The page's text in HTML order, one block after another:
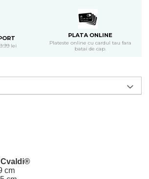
lei
PLATA ONLINE
Plateste online cu cardul tau fara
batai de cap.
cm